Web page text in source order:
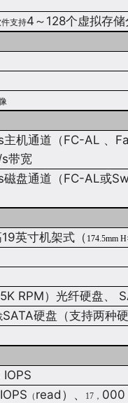
支持4 ～ 128个虚拟存
主机通道（FC-AL 、
带宽
磁盘通道（FC-AL或
19英寸机架式（ 174.5mm H
RPM）光纤硬盘、
SATA硬盘（支持两种
（ read ）、 17， 000